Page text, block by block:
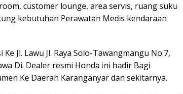
customer lounge, area servis, ruang suku
kebutuhan Perawatan Medis kendaraan
Jl. Lawu Jl. Raya Solo-Tawangmangu No.7,
Di. Dealer resmi Honda ini hadir Bagi
Ke Daerah Karanganyar dan sekitarnya.